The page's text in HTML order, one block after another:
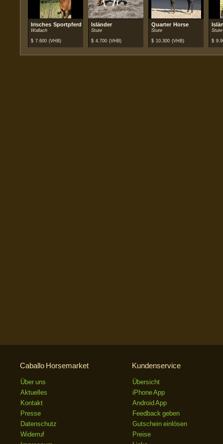
Irisches Sportpferd
Wallach
$ 7.600 (VHB)
Isländer
Stute
$ 4.700 (VHB)
Quarter Horse
Stute
$ 10.300 (VHB)
Stute
$
Caballo Horsemarket
Über uns
Aktuelles
Kontakt
Presse
Datenschutz
Widerruf
Kundenservice
Übersicht
iPhone App
Android App
Feedback geben
Gutschein einlösen
Preise